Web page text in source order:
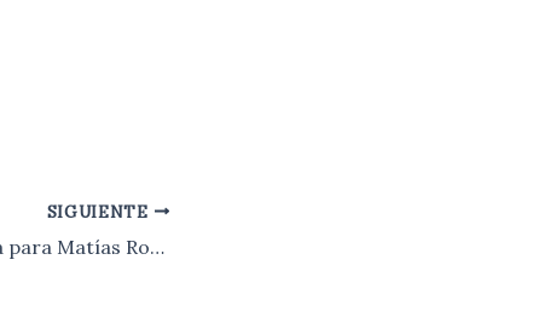
SIGUIENTE
Se solicita ayuda para Matías Rodriguez